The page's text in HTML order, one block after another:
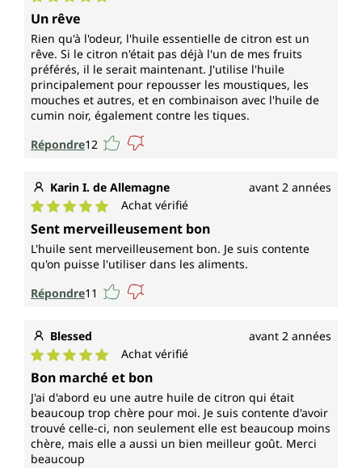
Note moyenne de 5 sur 5 étoiles
Un rêve
Rien qu'à l'odeur, l'huile essentielle de citron est un
rêve. Si le citron n'était pas déjà l'un de mes fruits
préférés, il le serait maintenant. J'utilise l'huile
principalement pour repousser les moustiques, les
mouches et autres, et en combinaison avec l'huile de
cumin noir, également contre les tiques.
Répondre12
Karin I. de Allemagne avant 2 années
Note moyenne de 5 sur 5 étoiles
Achat vérifié
Sent merveilleusement bon
L'huile sent merveilleusement bon. Je suis contente
qu'on puisse l'utiliser dans les aliments.
Répondre11
Blessed avant 2 années
Note moyenne de 5 sur 5 étoiles
Achat vérifié
Bon marché et bon
J'ai d'abord eu une autre huile de citron qui était
beaucoup trop chère pour moi. Je suis contente d'avoir
trouvé celle-ci, non seulement elle est beaucoup moins
chère, mais elle a aussi un bien meilleur goût. Merci
beaucoup